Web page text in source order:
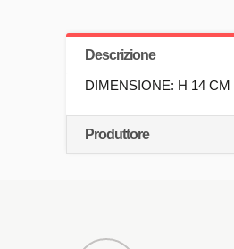
Descrizione
DIMENSIONE: H 14 CM
Produttore